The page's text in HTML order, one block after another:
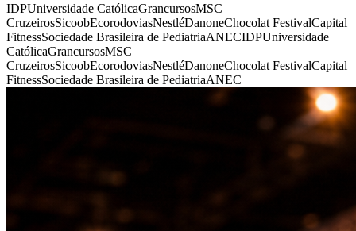
IDPUniversidade CatólicaGrancursosMSC
CruzeirosSicoobEcorodoviasNestléDanoneChocolat FestivalCapital
FitnessSociedade Brasileira de PediatriaANECIDPUniversidade
CatólicaGrancursosMSC
CruzeirosSicoobEcorodoviasNestléDanoneChocolat FestivalCapital
FitnessSociedade Brasileira de PediatriaANEC